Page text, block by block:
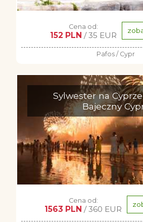
Cena od:
152 PLN / 35 EUR
Pafos / Cypr
Sylwester na
Bajeczny
Cena od:
1563 PLN / 360 EUR